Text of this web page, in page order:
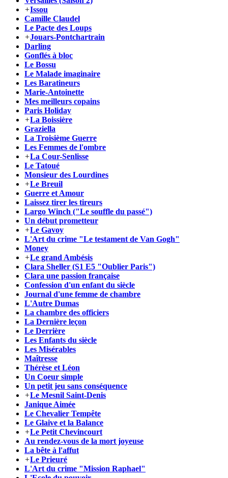
+Issou
Camille Claudel
Le Pacte des Loups
+Jouars-Pontchartrain
Darling
Gonflés à bloc
Le Bossu
Le Malade imaginaire
Les Baratineurs
Marie-Antoinette
Mes meilleurs copains
Paris Holiday
+La Boissière
Graziella
La Troisième Guerre
Les Femmes de l'ombre
+La Cour-Senlisse
Le Tatoué
Monsieur des Lourdines
+Le Breuil
Guerre et Amour
Laissez tirer les tireurs
Largo Winch ("Le souffle du passé")
Un début prometteur
+Le Gavoy
L'Art du crime "Le testament de Van Gogh"
Money
+Le grand Ambésis
Clara Sheller (S1 E5 "Oublier Paris")
Clara une passion française
Confession d'un enfant du siècle
Journal d'une femme de chambre
L'Autre Dumas
La chambre des officiers
La Dernière leçon
Le Derrière
Les Enfants du siècle
Les Misérables
Maîtresse
Thérèse et Léon
Un Coeur simple
Un petit jeu sans conséquence
+Le Mesnil Saint-Denis
Janique Aimée
Le Chevalier Tempête
Le Glaive et la Balance
+Le Petit Chevincourt
Au rendez-vous de la mort joyeuse
La bête à l'affut
+Le Prieuré
L'Art du crime "Mission Raphael"